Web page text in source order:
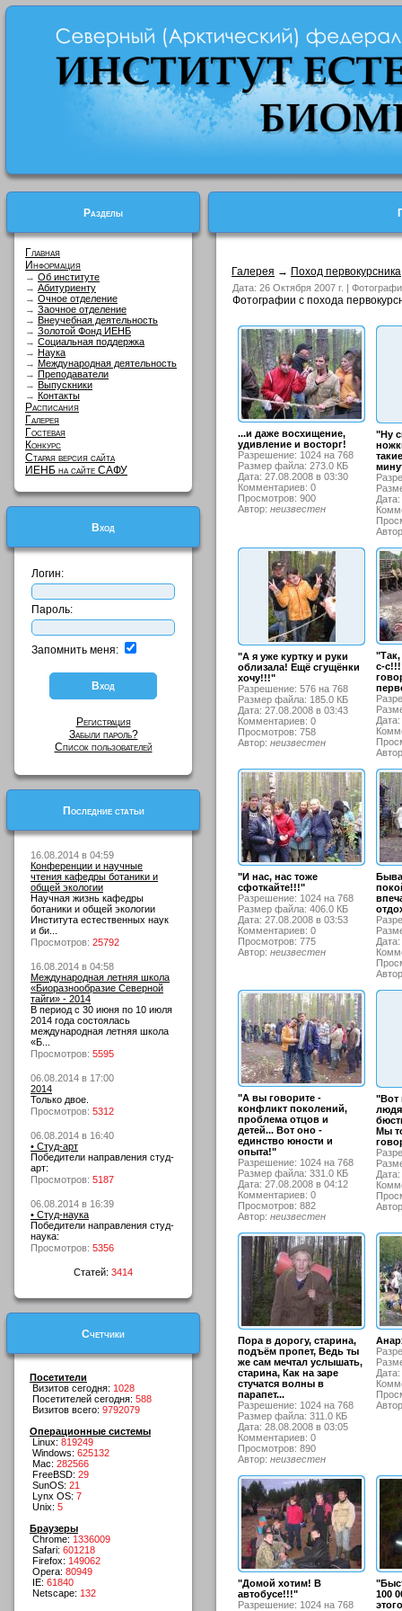
Разделы
Главная
Информация
→ Об институте
→ Абитуриенту
→ Очное отделение
→ Заочное отделение
→ Внеучебная деятельность
→ Золотой Фонд ИЕНБ
→ Социальная поддержка
→ Наука
→ Международная деятельность
→ Преподаватели
→ Выпускники
→ Контакты
Расписания
Галерея
Гостевая
Конкурс
Старая версия сайта
ИЕНБ на сайте САФУ
Вход
Логин:
Пароль:
Запомнить меня:
Регистрация
Забыли пароль?
Список пользователей
Последние статьи
16.08.2014 в 04:59
Конференции и научные
чтения кафедры ботаники и
общей экологии
Научная жизнь кафедры
ботаники и общей экологии
Института естественных наук
и би...
Просмотров: 25792
16.08.2014 в 04:58
Международная летняя школа
«Биоразнообразие Северной
тайги» - 2014
В период с 30 июня по 10 июля
2014 года состоялась
международная летняя школа
«Б...
Просмотров: 5595
06.08.2014 в 17:00
2014
Только двое.
Просмотров: 5312
06.08.2014 в 16:40
• Студ-арт
Победители направления студ-
арт:
Просмотров: 5187
06.08.2014 в 16:39
• Студ-наука
Победители направления студ-
наука:
Просмотров: 5356
Статей: 3414
Счетчики
Посетители
Визитов сегодня: 1028
Посетителей сегодня: 588
Визитов всего: 9792079
Операционные системы
Linux: 819249
Windows: 625132
Mac: 282566
FreeBSD: 29
SunOS: 21
Lynx OS: 7
Unix: 5
Браузеры
Chrome: 1336009
Safari: 601218
Firefox: 149062
Opera: 80949
IE: 61840
Netscape: 132
Галерея → Поход первокурсника
Дата: 26 Октября 2007 г. |
Фотографии с похода
...и даже восхищение,
удивление и восторг!
Разрешение: 1024 на 768
Размер файла: 273.0 КБ
Дата: 27.08.2008 в 03:30
Комментариев: 0
Просмотров: 900
Автор: неизвестен
"Ну
"А я уже куртку и руки
облизала! Ещё сгущёнки
хочу!!!"
Разрешение: 576 на 768
Размер файла: 185.0 КБ
Дата: 27.08.2008 в 03:43
Комментариев: 0
Просмотров: 758
Автор: неизвестен
с-
"И нас, нас тоже
сфоткайте!!!"
Разрешение: 1024 на 768
Размер файла: 406.0 КБ
Дата: 27.08.2008 в 03:53
Комментариев: 0
Просмотров: 775
Автор: неизвестен
"А вы говорите -
конфликт поколений,
проблема отцов и
детей... Вот оно -
единство юности и
опыта!"
Разрешение: 1024 на 768
Размер файла: 331.0 КБ
Дата: 27.08.2008 в 04:12
Комментариев: 0
Просмотров: 882
Автор: неизвестен
"Вот
Мы
Пора в дорогу, старина,
подъём пропет, Ведь ты
же сам мечтал услышать,
старина, Как на заре
стучатся волны в
парапет...
Разрешение: 1024 на 768
Размер файла: 311.0 КБ
Дата: 28.08.2008 в 03:05
Комментариев: 0
Просмотров: 890
Автор: неизвестен
"Домой хотим! В
автобусе!!!"
Разрешение: 1024 на 768
100